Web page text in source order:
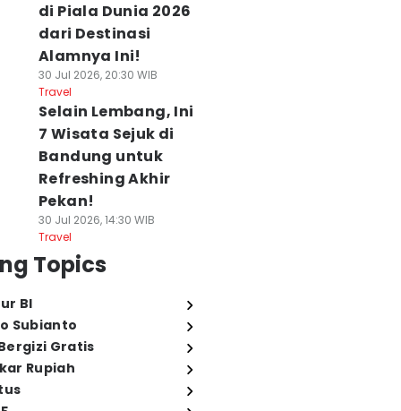
di Piala Dunia 2026
dari Destinasi
Alamnya Ini!
30 Jul 2026, 20:30 WIB
Travel
Selain Lembang, Ini
7 Wisata Sejuk di
Bandung untuk
Refreshing Akhir
Pekan!
30 Jul 2026, 14:30 WIB
Travel
Topics
BI
Subianto
Gratis
Rupiah